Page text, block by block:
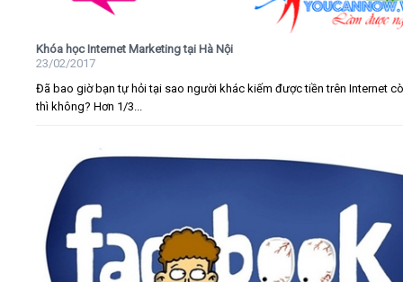
Khóa học Internet Marketing tại Hà Nội
23/02/2017
Đã bao giờ bạn tự hỏi tại sao người khác kiếm được tiền trên Internet
thì không? Hơn 1/3...